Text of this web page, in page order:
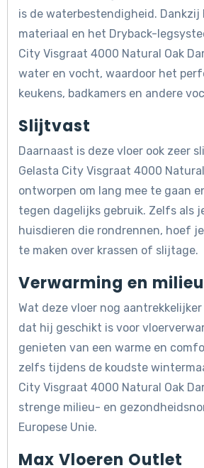
is de waterbestendigheid. Dankzij
materiaal en het Dryback-
City Visgraat 4000 Natural Oak
water en vocht, waardoor het
keukens, badkamers en andere
Slijtvast
Daarnaast is deze vloer ook zeer
Gelasta City Visgraat 4000
ontworpen om lang mee te gaan
tegen dagelijks gebruik. Zelfs als
huisdieren die rondrennen, hoef
te maken over krassen of slijtage.
Verwarming en milieu
Wat deze vloer nog
dat hij geschikt is voor
genieten van een warme en
zelfs tijdens de koudste
City Visgraat 4000 Natural Oak
strenge milieu- en
Europese Unie.
Max Vloeren Outlet